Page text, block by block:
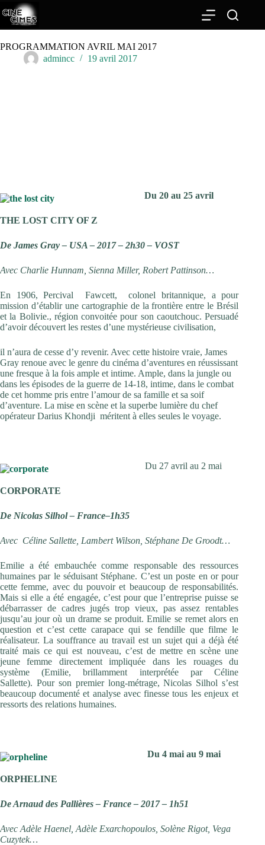
Passer
au
contenu
PROGRAMMATION AVRIL MAI 2017
admincc
19 avril 2017
Du 20 au 25 avril
THE LOST CITY OF Z
De James Gray – USA – 2017 – 2h30 – VOST
Avec Charlie Hunnam, Sienna Miller, Robert Pattinson…
En 1906, Percival Fawcett, colonel britannique, a pour
mission d’établir une cartographie de la frontière entre le Brésil
et la Bolivie., région convoitée pour son caoutchouc. Persuadé
d’avoir découvert les restes d’une mystérieuse civilisation,
il n’aura de cesse d’y revenir. Avec cette histoire vraie, James
Gray renoue avec le genre du cinéma d’aventures en réussissant
une fresque à la fois ample et intime. Ample, dans la jungle ou
dans les épisodes de la guerre de 14-18, intime, dans le combat
de cet homme pris entre l’amour de sa famille et sa soif
d’aventure. La mise en scène et la superbe lumière du chef
opérateur Darius Khondji méritent à elles seules le voyage.
Du 27 avril au 2 mai
CORPORATE
De Nicolas Silhol – France–1h35
Avec Céline Sallette, Lambert Wilson, Stéphane De Groodt…
Emilie a été embauchée comme responsable des ressources
humaines par le séduisant Stéphane. C’est un poste en or pour
cette femme, avec du pouvoir et beaucoup de responsabilités.
Mais si elle a été engagée, c’est pour que l’entreprise puisse se
débarrasser de cadres jugés trop vieux, pas assez rentables
jusqu’au jour où un drame se produit. Emilie se remet alors en
question et c’est cette carapace qui se fendille que filme le
réalisateur. La souffrance au travail est un sujet qui a déjà été
traité mais ce qui est nouveau, c’est de mettre en scène une
jeune femme directement impliquée dans les rouages du
système (Emilie, brillamment interprétée par Céline
Sallette). Pour son premier long-métrage, Nicolas Silhol s’est
beaucoup documenté et analyse avec finesse tous les enjeux et
ressorts des relations humaines.
Du 4 mai au 9 mai
ORPHELINE
De Arnaud des Pallières – France – 2017 – 1h51
Avec Adèle Haenel, Adèle Exarchopoulos, Solène Rigot, Vega
Cuzytek…